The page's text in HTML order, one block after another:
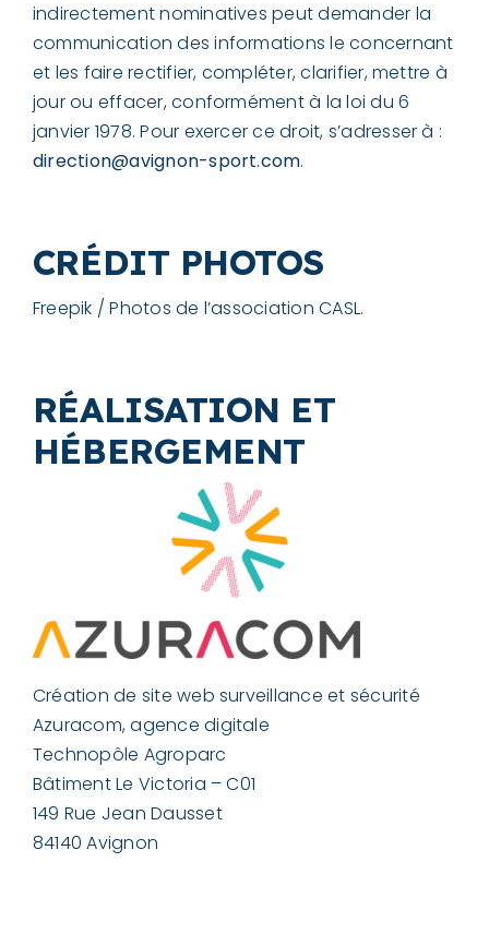
indirectement nominatives peut demander la
communication des informations le concernant
et les faire rectifier, compléter, clarifier, mettre à
jour ou effacer, conformément à la loi du 6
janvier 1978. Pour exercer ce droit, s’adresser à :
direction@avignon-sport.com.
CRÉDIT PHOTOS
Freepik / Photos de l’association CASL.
RÉALISATION ET
HÉBERGEMENT
Création de site web surveillance et sécurité
Azuracom, agence digitale
Technopôle Agroparc
Bâtiment Le Victoria – C01
149 Rue Jean Dausset
84140 Avignon